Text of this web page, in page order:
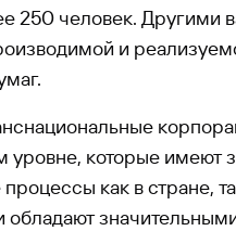
250 человек. Другими
и
которые имеют
как в стране,